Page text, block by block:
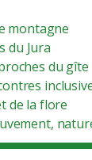
montagne
du Jura
du gîte
de la flore